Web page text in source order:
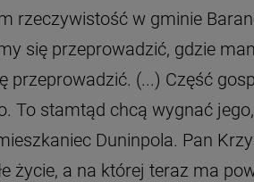
rzeczywistość w gminie
się przeprowadzić, gdzie
przeprowadzić. (...) Część
To stamtąd chcą wygnać
Duninpola. Pan
życie, a na której teraz ma